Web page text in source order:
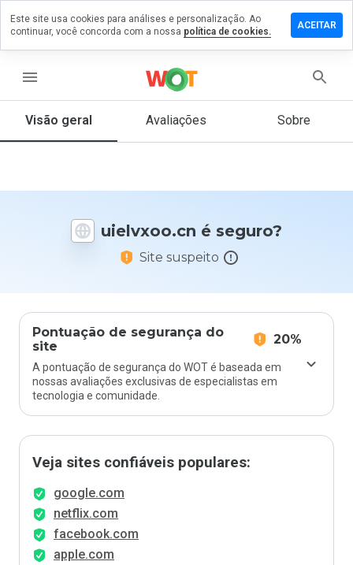
menu
Visão geral Avaliações Sobre
uielvxoo.cn é seguro?
Site suspeito
Pontuação de segurança do
site
20%
A pontuação de segurança do WOT é baseada em
nossas avaliações exclusivas de especialistas em
tecnologia e comunidade.
Veja sites confiáveis populares:
google.com
netflix.com
facebook.com
apple.com
um
que
Este site usa cookies para análises e personalização. Ao
continuar, você concorda com a nossa política de cookies.
ACEITAR